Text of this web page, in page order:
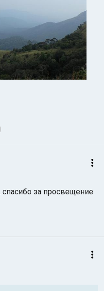
за просвещение